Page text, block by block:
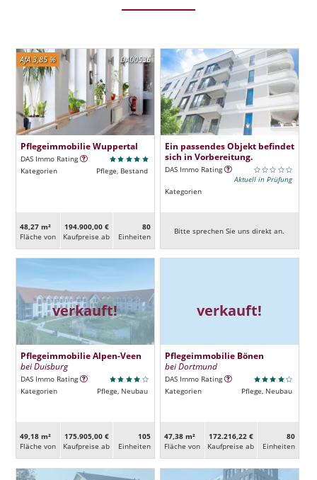
DA00536
AfA 3,85 %
Pflegeimmobilie Wuppertal
DAS Immo Rating
Kategorien
Pflege, Bestand
48,27 m²
Fläche von
194.900,00 €
Kaufpreise ab
80
Ein­heiten
Ein passendes Objekt befindet
sich in Vorbereitung.
DAS Immo Rating
Aktuell in Prüfung
Kategorien
Bitte sprechen Sie uns direkt an.
verkauft!
Pflegeimmobilie Alpen-Veen
bei Duisburg
DAS Immo Rating
Kategorien
Pflege, Neubau
49,18 m²
Fläche von
175.905,00 €
Kaufpreise ab
105
Ein­heiten
verkauft!
Pflegeimmobilie Bönen
bei Dortmund
DAS Immo Rating
Kategorien
Pflege, Neubau
47,38 m²
Fläche von
172.216,22 €
Kaufpreise ab
80
Ein­heiten